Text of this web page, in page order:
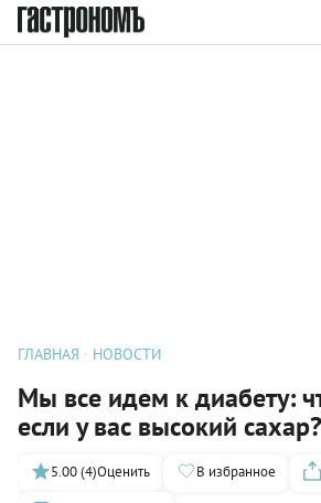
ГЛАВНАЯ НОВОСТИ
Мы все идем к диабету:
если у вас высокий сахар?
5.00 (4)Оценить В избранное